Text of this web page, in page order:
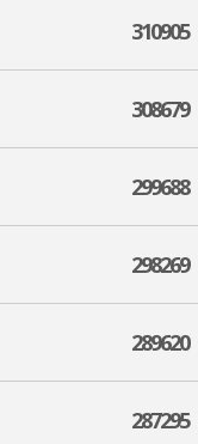
310905
308679
299688
298269
289620
287295